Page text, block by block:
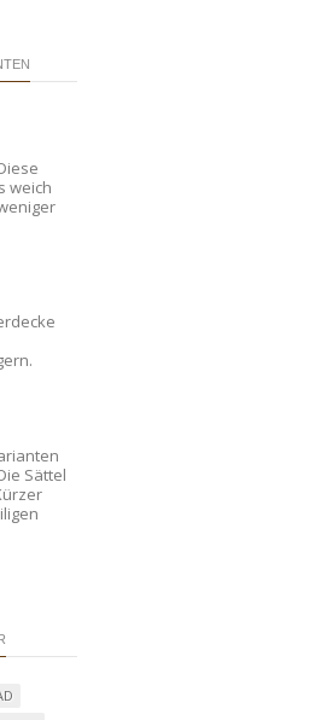
weich
Sättel